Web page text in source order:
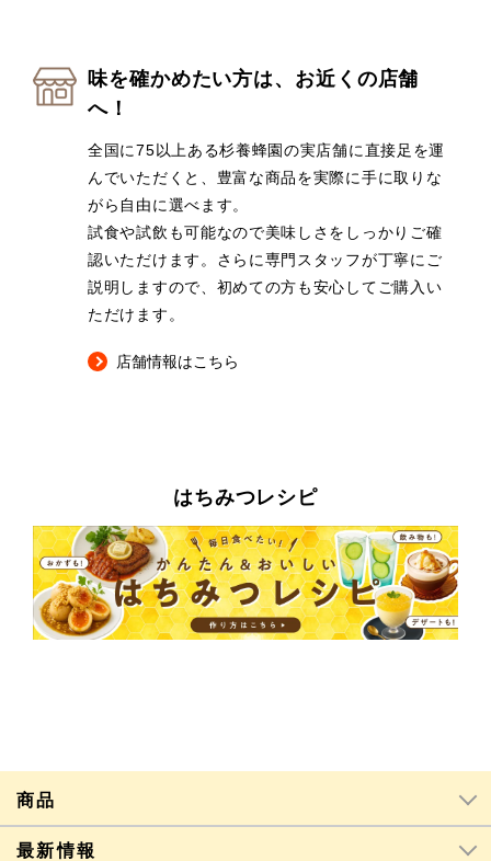
味を確かめたい方は、お近くの店舗
へ！
全国に75以上ある杉養蜂園の実店舗に直接足を運
んでいただくと、豊富な商品を実際に手に取りな
がら自由に選べます。
試食や試飲も可能なので美味しさをしっかりご確
認いただけます。さらに専門スタッフが丁寧にご
説明しますので、初めての方も安心してご購入い
ただけます。
店舗情報はこちら
はちみつレシピ
商品
最新情報